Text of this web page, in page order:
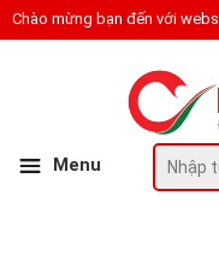
Chào mừng bạn đến với
Menu